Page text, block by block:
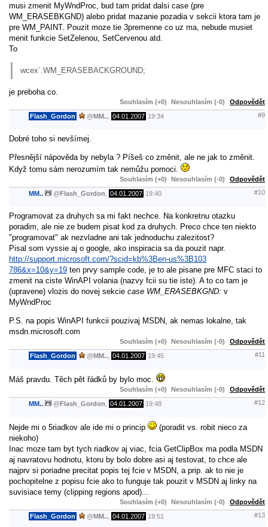
musi zmenit MyWndProc, bud tam pridat dalsi case (pre
WM_ERASEBKGND) alebo pridat mazanie pozadia v sekcii ktora tam je
pre WM_PAINT. Pouzit moze tie 3premenne co uz ma, nebude musiet
menit funkcie SetZelenou, SetCervenou atd.
To
wcex´.WM_ERASEBACKGROUND;
je preboha co.
Souhlasím (+0) Nesouhlasím (-0) Odpovědět
Flash_Gordon @MM.. 04.01.2007 19:34 #9
Dobré toho si nevšímej.
Přesnější nápověda by nebyla ? Píšeš co změnit, ale ne jak to změnit.
Když tomu sám nerozumím tak nemůžu pomoci.
Souhlasím (+0) Nesouhlasím (-0) Odpovědět
MM.. @Flash_Gordon 04.01.2007 19:40 #10
Programovat za druhych sa mi fakt nechce. Na konkretnu otazku
poradim, ale nie ze budem pisat kod za druhych. Preco chce ten niekto
"programovat" ak nezvladne ani tak jednoduchu zalezitost?
Pisal som vyssie aj o google, ako inspiracia sa da pouzit napr.
http://support.microsoft.com/?scid=kb%3Ben-us%3B103
786&x=10&y=19 ten prvy sample code, je to ale pisane pre MFC staci to
zmenit na ciste WinAPI volania (nazvy fcii su tie iste). A to co tam je
(upravene) vlozis do novej sekcie case WM_ERASEBKGND: v
MyWndProc
P.S. na popis WinAPI funkcii pouzivaj MSDN, ak nemas lokalne, tak
msdn.microsoft.com
Souhlasím (+0) Nesouhlasím (-0) Odpovědět
Flash_Gordon @MM.. 04.01.2007 19:45 #11
Máš pravdu. Těch pět řádků by bylo moc.
Souhlasím (+0) Nesouhlasím (-0) Odpovědět
MM.. @Flash_Gordon 04.01.2007 19:48 #12
Nejde mi o 5riadkov ale ide mi o princip
(poradit vs. robit nieco za
niekoho)
Inac moze tam byt tych riadkov aj viac, fcia GetClipBox ma podla MSDN
aj navratovu hodnotu, ktoru by bolo dobre asi aj testovat, to chce ale
najprv si poriadne precitat popis tej fcie v MSDN, a prip. ak to nie je
pochopitelne z popisu fcie ako to funguje tak pouzit v MSDN aj linky na
suvisiace temy (clipping regions apod)...
Souhlasím (+0) Nesouhlasím (-0) Odpovědět
Flash_Gordon @MM.. 04.01.2007 19:51 #13